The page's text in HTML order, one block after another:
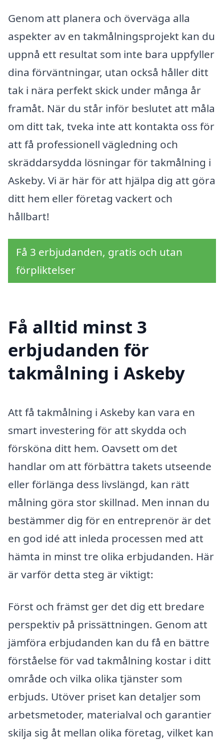
Genom att planera och överväga alla
aspekter av en takmålningsprojekt kan du
uppnå ett resultat som inte bara uppfyller
dina förväntningar, utan också håller ditt
tak i nära perfekt skick under många år
framåt. När du står inför beslutet att måla
om ditt tak, tveka inte att kontakta oss för
att få professionell vägledning och
skräddarsydda lösningar för takmålning i
Askeby. Vi är här för att hjälpa dig att göra
ditt hem eller företag vackert och
hållbart!
Få 3 erbjudanden, gratis och utan
förpliktelser
Få alltid minst 3
erbjudanden för
takmålning i Askeby
Att få takmålning i Askeby kan vara en
smart investering för att skydda och
försköna ditt hem. Oavsett om det
handlar om att förbättra takets utseende
eller förlänga dess livslängd, kan rätt
målning göra stor skillnad. Men innan du
bestämmer dig för en entreprenör är det
en god idé att inleda processen med att
hämta in minst tre olika erbjudanden. Här
är varför detta steg är viktigt:
Först och främst ger det dig ett bredare
perspektiv på prissättningen. Genom att
jämföra erbjudanden kan du få en bättre
förståelse för vad takmålning kostar i ditt
område och vilka olika tjänster som
erbjuds. Utöver priset kan detaljer som
arbetsmetoder, materialval och garantier
skilja sig åt mellan olika företag, vilket kan